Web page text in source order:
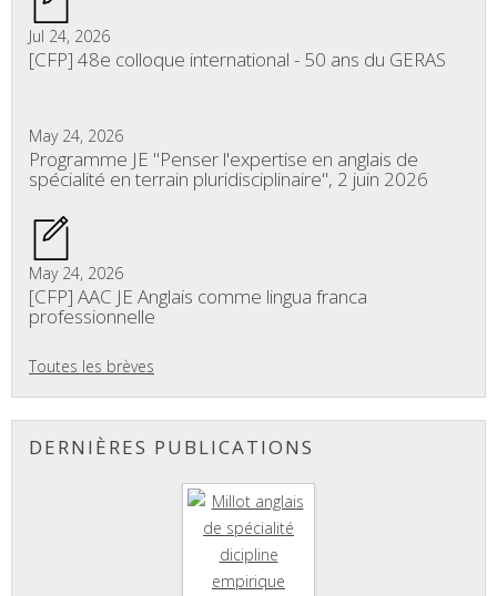
Jul 24, 2026
[CFP] 48e colloque international - 50 ans du GERAS
May 24, 2026
Programme JE "Penser l'expertise en anglais de
spécialité en terrain pluridisciplinaire", 2 juin 2026
May 24, 2026
[CFP] AAC JE Anglais comme lingua franca
professionnelle
Toutes les brèves
DERNIÈRES PUBLICATIONS